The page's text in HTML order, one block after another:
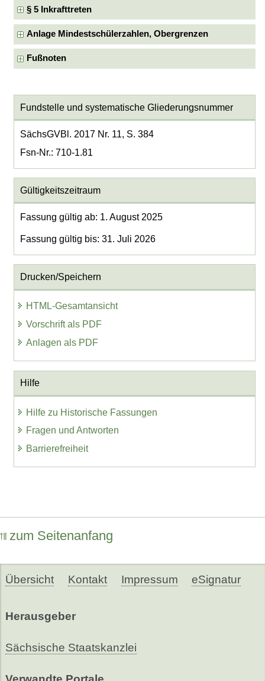
§ 5 Inkrafttreten
Anlage Mindestschülerzahlen, Obergrenzen
Fußnoten
Fundstelle und systematische Gliederungsnummer
SächsGVBl. 2017 Nr. 11, S. 384
Fsn-Nr.: 710-1.81
Gültigkeitszeitraum
Fassung gültig ab: 1. August 2025
Fassung gültig bis: 31. Juli 2026
Drucken/Speichern
HTML-Gesamtansicht
Vorschrift als PDF
Anlagen als PDF
Hilfe
Hilfe zu Historische Fassungen
Fragen und Antworten
Barrierefreiheit
zum Seitenanfang
Übersicht Kontakt Impressum eSignatur
Herausgeber
Sächsische Staatskanzlei